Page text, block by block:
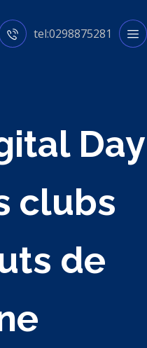
tel:0298875281
Day
clubs
de